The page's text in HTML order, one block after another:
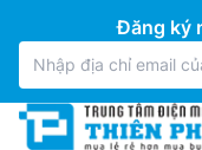
như Quantum
hình ảnh có độ
tivi Samsung Neo
âm thanh cao cấp
(OTSPro) và Dolby
Đăng ký